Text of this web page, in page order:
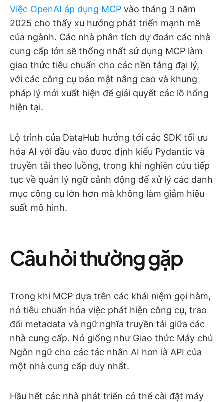
Việc OpenAI áp dụng MCP vào tháng 3 năm
2025 cho thấy xu hướng phát triển mạnh mẽ
của ngành. Các nhà phân tích dự đoán các nhà
cung cấp lớn sẽ thống nhất sử dụng MCP làm
giao thức tiêu chuẩn cho các nền tảng đại lý,
với các công cụ bảo mật nâng cao và khung
pháp lý mới xuất hiện để giải quyết các lỗ hổng
hiện tại.
Lộ trình của DataHub hướng tới các SDK tối ưu
hóa AI với đầu vào được định kiểu Pydantic và
truyền tải theo luồng, trong khi nghiên cứu tiếp
tục về quản lý ngữ cảnh động để xử lý các danh
mục công cụ lớn hơn mà không làm giảm hiệu
suất mô hình.
Câu hỏi thường gặp
Trong khi MCP dựa trên các khái niệm gọi hàm,
nó tiêu chuẩn hóa việc phát hiện công cụ, trao
đổi metadata và ngữ nghĩa truyền tải giữa các
nhà cung cấp. Nó giống như Giao thức Máy chủ
Ngôn ngữ cho các tác nhân AI hơn là API của
một nhà cung cấp duy nhất.
Hầu hết các nhà phát triển có thể cài đặt máy